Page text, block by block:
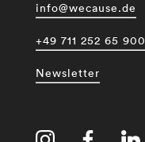
info@wecause.de
+49 711 252 65 900
Newsletter